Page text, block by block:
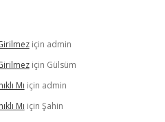
için admin
için Gülsüm
Mı için admin
Mı için Şahin